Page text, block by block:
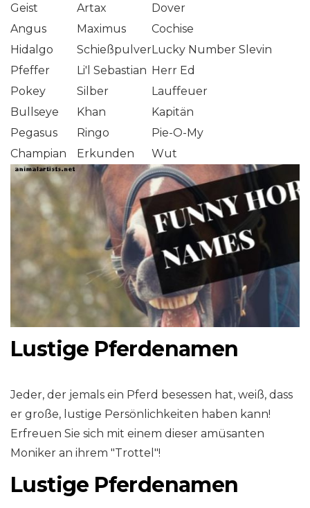
Geist Artax
Dover
Angus
Maximus
Cochise
Hidalgo
SchießpulverLucky Number Slevin
Pfeffer
Li'l Sebastian Herr Ed
Pokey
Silber
Lauffeuer
Bullseye
Khan
Kapitän
Pegasus
Ringo
Pie-O-My
Champian
Erkunden Wut
Lustige Pferdenamen
Jeder, der jemals ein Pferd besessen hat, weiß, dass
er große, lustige Persönlichkeiten haben kann!
Erfreuen Sie sich mit einem dieser amüsanten
Moniker an ihrem "Trottel"!
Lustige Pferdenamen